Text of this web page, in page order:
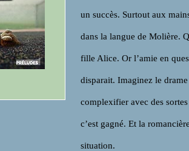
un succès. Surtout aux
dans la langue de Molière.
fille Alice. Or l’amie en
disparait. Imaginez le
complexifier avec des
c’est gagné. Et la
situation.